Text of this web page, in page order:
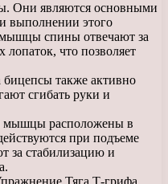
являются основными
этого
спины отвечают за
лопаток, что позволяет
также активно
сгибать руки и
расположены в
при подъеме
за стабилизацию и